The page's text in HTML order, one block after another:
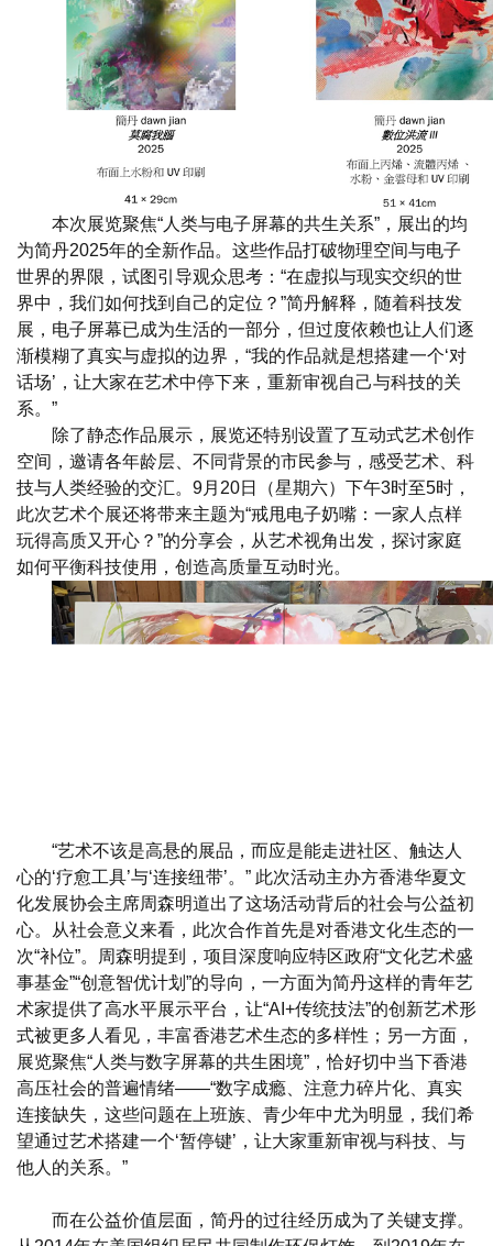
本次展览聚焦“人类与电子屏幕的共生关系”，展出的均
为简丹2025年的全新作品。这些作品打破物理空间与电子
世界的界限，试图引导观众思考：“在虚拟与现实交织的世
界中，我们如何找到自己的定位？”简丹解释，随着科技发
展，电子屏幕已成为生活的一部分，但过度依赖也让人们逐
渐模糊了真实与虚拟的边界，“我的作品就是想搭建一个‘对
话场’，让大家在艺术中停下来，重新审视自己与科技的关
系。”
除了静态作品展示，展览还特别设置了互动式艺术创作
空间，邀请各年龄层、不同背景的市民参与，感受艺术、科
技与人类经验的交汇。9月20日（星期六）下午3时至5时，
此次艺术个展还将带来主题为“戒甩电子奶嘴：一家人点样
玩得高质又开心？”的分享会，从艺术视角出发，探讨家庭
如何平衡科技使用，创造高质量互动时光。
“艺术不该是高悬的展品，而应是能走进社区、触达人
心的‘疗愈工具’与‘连接纽带’。” 此次活动主办方香港华夏文
化发展协会主席周森明道出了这场活动背后的社会与公益初
心。从社会意义来看，此次合作首先是对香港文化生态的一
次“补位”。周森明提到，项目深度响应特区政府“文化艺术盛
事基金”“创意智优计划”的导向，一方面为简丹这样的青年艺
术家提供了高水平展示平台，让“AI+传统技法”的创新艺术形
式被更多人看见，丰富香港艺术生态的多样性；另一方面，
展览聚焦“人类与数字屏幕的共生困境”，恰好切中当下香港
高压社会的普遍情绪——“数字成瘾、注意力碎片化、真实
连接缺失，这些问题在上班族、青少年中尤为明显，我们希
望通过艺术搭建一个‘暂停键’，让大家重新审视与科技、与
他人的关系。”
而在公益价值层面，简丹的过往经历成为了关键支撑。